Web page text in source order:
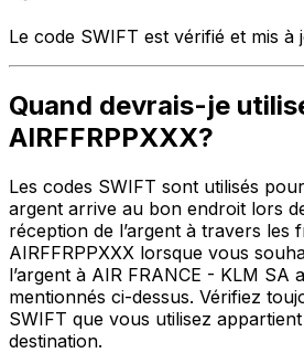
Le code SWIFT est vérifié et mis
Quand devrais-je
AIRFFRPPXXX?
Les codes SWIFT sont utilisés
argent arrive au bon endroit lors
réception de l’argent à travers les
AIRFFRPPXXX lorsque vous
l’argent à AIR FRANCE - KLM SA
mentionnés ci-dessus. Vérifiez
SWIFT que vous utilisez
destination.